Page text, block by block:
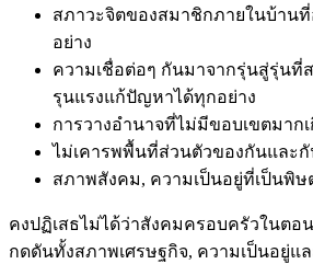
สภาวะจิตของสมาชิกภายในบ้าน
อย่าง
ความเชื่อต่อๆ กันมาจากรุ่นสู่รุ่นที่
รุนแรงแก้ปัญหาได้ทุกอย่าง
การวางอำนาจที่ไม่มีขอบเขตมาก
ไม่เคารพพื้นที่ส่วนตัวของกันและ
สภาพสังคม, ความเป็นอยู่ที่เป็นพิ
คงปฏิเสธไม่ได้ว่าสังคมครอบครัวในตอ
กดดันทั้งสภาพเศรษฐกิจ, ความเป็นอยู่แ